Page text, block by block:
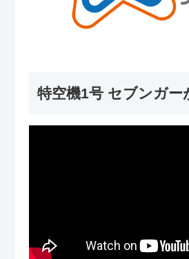
特空機1号 セブンガー